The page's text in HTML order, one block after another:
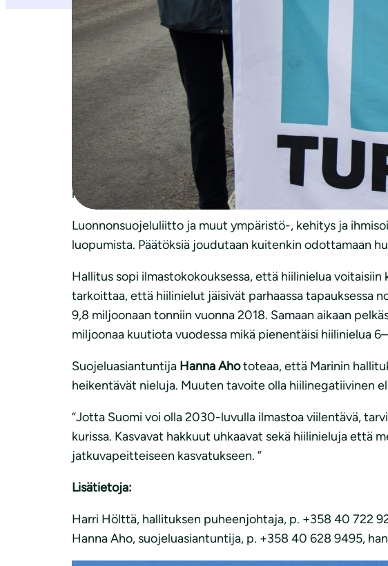
Sanna Marinin hallitus kokoontui tänään Helsingin
hiilineutraalisuustavoitteen saavuttamiseksi.
Luonnonsuojeluliiton puheenjohtaja Harri Hölttä
“Vitkutteluun ei ole aikaa. On tärkeää, että hallitus
hallituksen muille uudistuksille liikenteestä
verotuen poistosta. On haihattelua tavoitella turpeelle
näkökulmasta on olla suossa osana toimivaa ekosysteemiä.”
Luonnonsuojeluliitto ja muut ympäristö-, kehitys ja
luopumista. Päätöksiä joudutaan kuitenkin odottamaan
Hallitus sopi ilmastokokouksessa, että hiilinielua
tarkoittaa, että hiilinielut jäisivät parhaassa tapauksessa
9,8 miljoonaan tonniin vuonna 2018. Samaan aikaan
miljoonaa kuutiota vuodessa mikä pienentäisi hiilinielua
Suojeluasiantuntija Hanna Ahototeaa, että Marinin
heikentävät nieluja. Muuten tavoite olla hiilinegatiivinen
“Jotta Suomi voi olla 2030-luvulla ilmastoa viilentävä,
kurissa. Kasvavat hakkuut uhkaavat sekä hiilinieluja että
jatkuvapeitteiseen kasvatukseen. ”
Lisätietoja:
Harri Hölttä, hallituksen puheenjohtaja, p. +358 40 722
Hanna Aho, suojeluasiantuntija, p. +358 40 628 9495,